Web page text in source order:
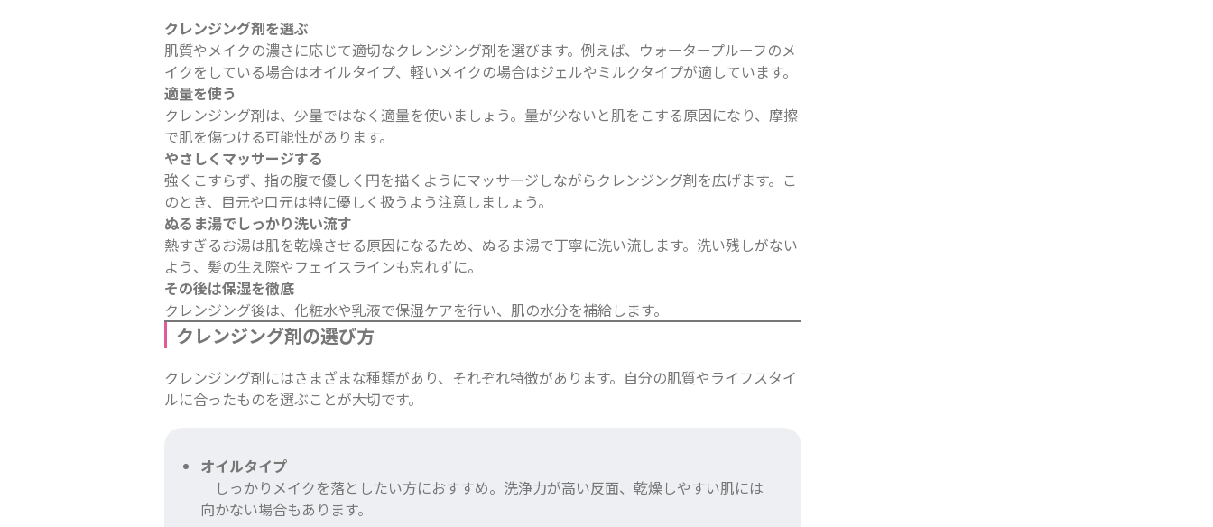
クレンジング剤を選ぶ
肌質やメイクの濃さに応じて適切なクレンジング剤を選びます。例えば、ウォータープルーフのメ
イクをしている場合はオイルタイプ、軽いメイクの場合はジェルやミルクタイプが適しています。
適量を使う
クレンジング剤は、少量ではなく適量を使いましょう。量が少ないと肌をこする原因になり、摩擦
で肌を傷つける可能性があります。
やさしくマッサージする
強くこすらず、指の腹で優しく円を描くようにマッサージしながらクレンジング剤を広げます。こ
のとき、目元や口元は特に優しく扱うよう注意しましょう。
ぬるま湯でしっかり洗い流す
熱すぎるお湯は肌を乾燥させる原因になるため、ぬるま湯で丁寧に洗い流します。洗い残しがない
よう、髪の生え際やフェイスラインも忘れずに。
その後は保湿を徹底
クレンジング後は、化粧水や乳液で保湿ケアを行い、肌の水分を補給します。
クレンジング剤の選び方
クレンジング剤にはさまざまな種類があり、それぞれ特徴があります。自分の肌質やライフスタイ
ルに合ったものを選ぶことが大切です。
オイルタイプ
しっかりメイクを落としたい方におすすめ。洗浄力が高い反面、乾燥しやすい肌には
向かない場合もあります。